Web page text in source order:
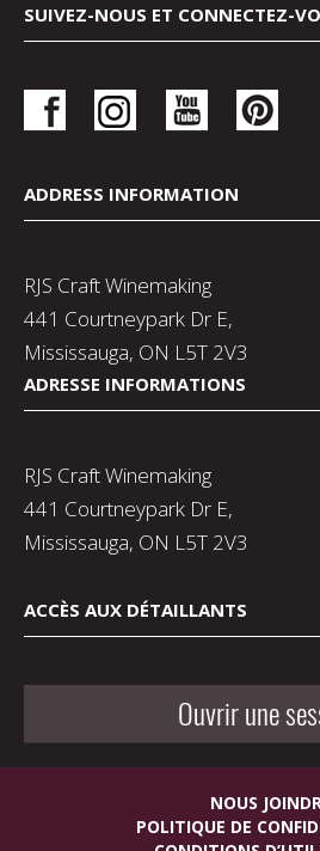
SUIVEZ-NOUS ET CONNECTEZ-
ADDRESS INFORMATION
RJS Craft Winemaking
441 Courtneypark Dr E,
Mississauga, ON L5T 2V3
ADRESSE INFORMATIONS
RJS Craft Winemaking
441 Courtneypark Dr E,
Mississauga, ON L5T 2V3
ACCÈS AUX DÉTAILLANTS
Ouvrir une
NOUS
POLITIQUE DE